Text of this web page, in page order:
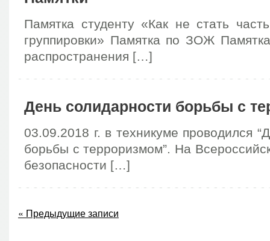
Памятка студенту «Как не стать
группировки» Памятка по ЗОЖ
распространения […]
День солидарности борьбы с
03.09.2018 г. в техникуме проводился
борьбы с терроризмом”. На
безопасности […]
« Предыдущие записи